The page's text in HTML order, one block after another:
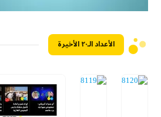
الأعداد الـ۲۰ الأخيرة